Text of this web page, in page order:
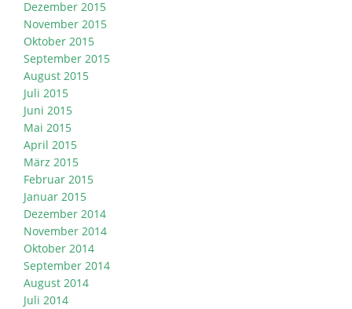
Dezember 2015
November 2015
Oktober 2015
September 2015
August 2015
Juli 2015
Juni 2015
Mai 2015
April 2015
März 2015
Februar 2015
Januar 2015
Dezember 2014
November 2014
Oktober 2014
September 2014
August 2014
Juli 2014